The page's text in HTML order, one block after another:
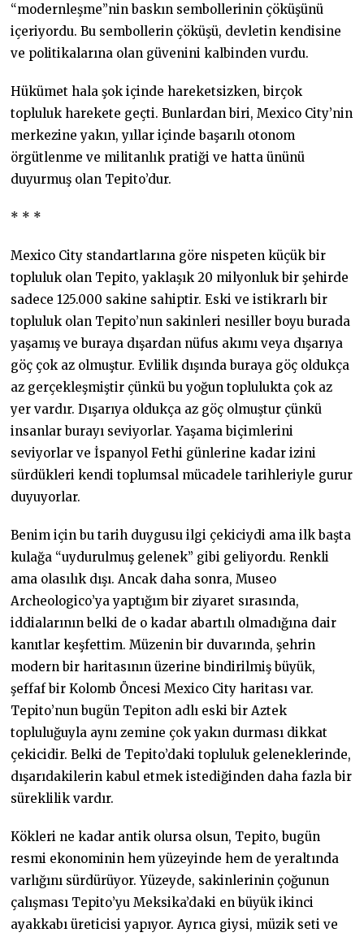
“modernleşme”nin baskın sembollerinin çöküşünü
içeriyordu. Bu sembollerin çöküşü, devletin kendisine
ve politikalarına olan güvenini kalbinden vurdu.
Hükümet hala şok içinde hareketsizken, birçok
topluluk harekete geçti. Bunlardan biri, Mexico City’nin
merkezine yakın, yıllar içinde başarılı otonom
örgütlenme ve militanlık pratiği ve hatta ününü
duyurmuş olan Tepito’dur.
* * *
Mexico City standartlarına göre nispeten küçük bir
topluluk olan Tepito, yaklaşık 20 milyonluk bir şehirde
sadece 125.000 sakine sahiptir. Eski ve istikrarlı bir
topluluk olan Tepito’nun sakinleri nesiller boyu burada
yaşamış ve buraya dışardan nüfus akımı veya dışarıya
göç çok az olmuştur. Evlilik dışında buraya göç oldukça
az gerçekleşmiştir çünkü bu yoğun toplulukta çok az
yer vardır. Dışarıya oldukça az göç olmuştur çünkü
insanlar burayı seviyorlar. Yaşama biçimlerini
seviyorlar ve İspanyol Fethi günlerine kadar izini
sürdükleri kendi toplumsal mücadele tarihleriyle gurur
duyuyorlar.
Benim için bu tarih duygusu ilgi çekiciydi ama ilk başta
kulağa “uydurulmuş gelenek” gibi geliyordu. Renkli
ama olasılık dışı. Ancak daha sonra, Museo
Archeologico’ya yaptığım bir ziyaret sırasında,
iddialarının belki de o kadar abartılı olmadığına dair
kanıtlar keşfettim. Müzenin bir duvarında, şehrin
modern bir haritasının üzerine bindirilmiş büyük,
şeffaf bir Kolomb Öncesi Mexico City haritası var.
Tepito’nun bugün Tepiton adlı eski bir Aztek
topluluğuyla aynı zemine çok yakın durması dikkat
çekicidir. Belki de Tepito’daki topluluk geleneklerinde,
dışarıdakilerin kabul etmek istediğinden daha fazla bir
süreklilik vardır.
Kökleri ne kadar antik olursa olsun, Tepito, bugün
resmi ekonominin hem yüzeyinde hem de yeraltında
varlığını sürdürüyor. Yüzeyde, sakinlerinin çoğunun
çalışması Tepito’yu Meksika’daki en büyük ikinci
ayakkabı üreticisi yapıyor. Ayrıca giysi, müzik seti ve